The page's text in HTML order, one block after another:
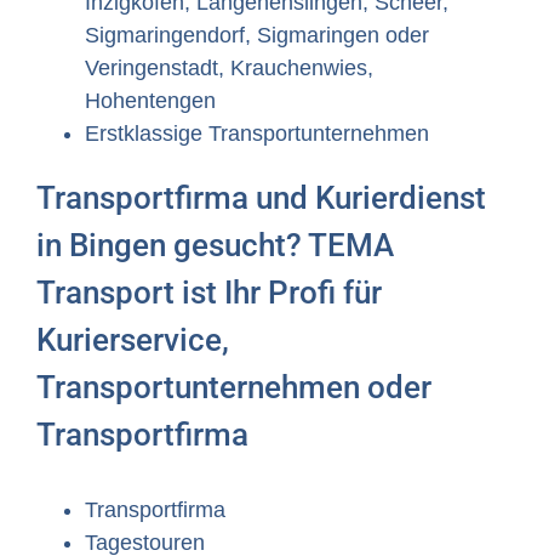
Sigmaringendorf, Sigmaringen oder
Veringenstadt, Krauchenwies,
Hohentengen
Erstklassige Transportunternehmen
Transportfirma und Kurierdienst
in Bingen gesucht? TEMA
Transport ist Ihr Profi für
Kurierservice,
Transportunternehmen oder
Transportfirma
Transportfirma
Tagestouren